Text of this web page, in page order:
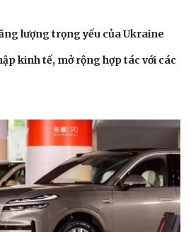
lượng trọng yếu của Ukraine
kinh tế, mở rộng hợp tác với các